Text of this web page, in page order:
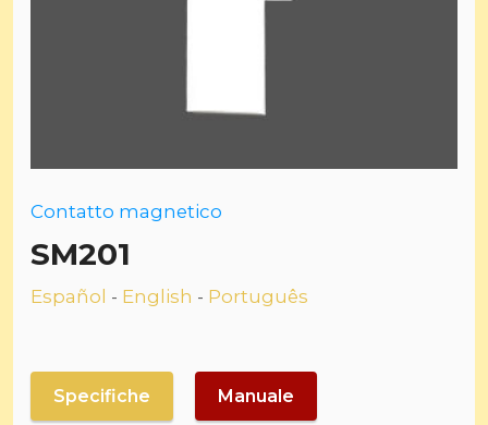
Contatto magnetico
SM201
Español - English - Português
Specifiche Manuale